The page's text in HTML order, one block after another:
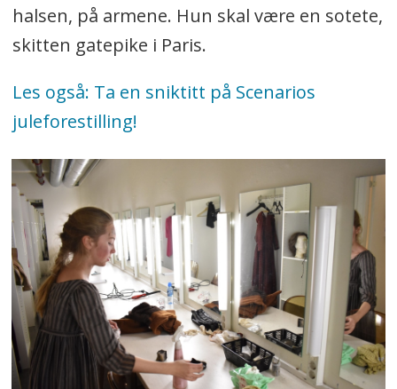
halsen, på armene. Hun skal være en sotete,
skitten gatepike i Paris.
Les også: Ta en sniktitt på Scenarios
juleforestilling!